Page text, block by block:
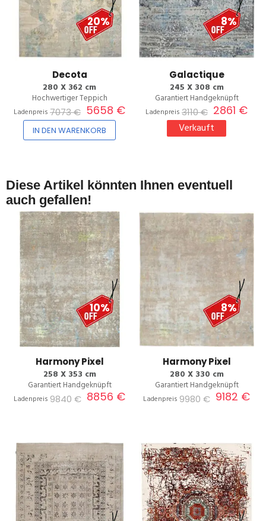
20%
Decota
280 X 362 cm
Hochwertiger Teppich
Ladenpreis 7073 € 5658 €
IN DEN WARENKORB
8%
Galactique
245 X 308 cm
Garantiert Handgeknüpft
Ladenpreis 3110 € 2861 €
Verkauft
Diese Artikel könnten Ihnen eventuell
auch gefallen!
10%
Harmony Pixel
258 X 353 cm
Garantiert Handgeknüpft
Ladenpreis 9840 € 8856 €
8%
Harmony Pixel
280 X 330 cm
Garantiert Handgeknüpft
Ladenpreis 9980 € 9182 €